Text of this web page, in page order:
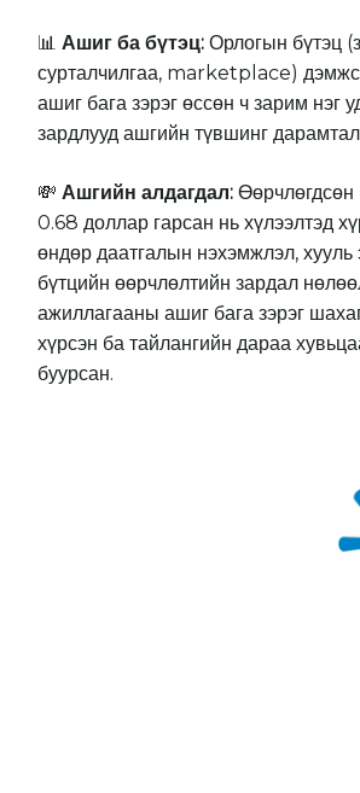
📊 Ашиг ба бүтэц: Орлогын бүтэц
сурталчилгаа, marketplace)
ашиг бага зэрэг өссөн ч зарим нэг
зардлууд ашгийн түвшинг
💸 Ашгийн алдагдал:
0.68 доллар гарсан нь хүлээлтэд
өндөр даатгалын нэхэмжлэл, хууль
бүтцийн өөрчлөлтийн зардал
ажиллагааны ашиг бага зэрэг
хүрсэн ба тайлангийн дараа
буурсан.